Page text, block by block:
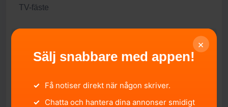
TV-fäste
Säkerhetsdrag.
Hel och fräsch vagn helt enkelt.
Säljes då vi behöver en större vagn.
×
Sälj snabbare med appen!
✓ Få notiser direkt när någon skriver.
✓ Chatta och hantera dina annonser smidigt